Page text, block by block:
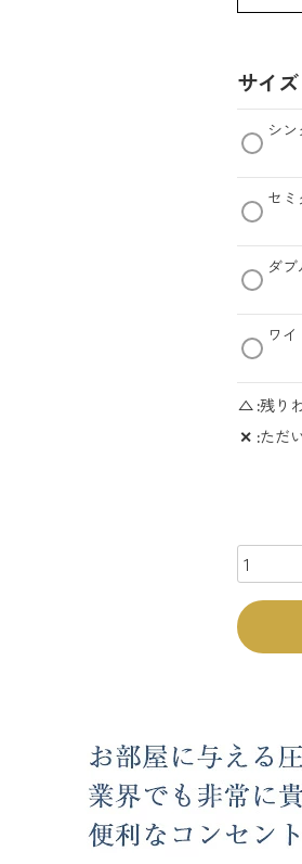
サイズ
シ
セ
ダブ
ワ
△ 残り
✕ ただ